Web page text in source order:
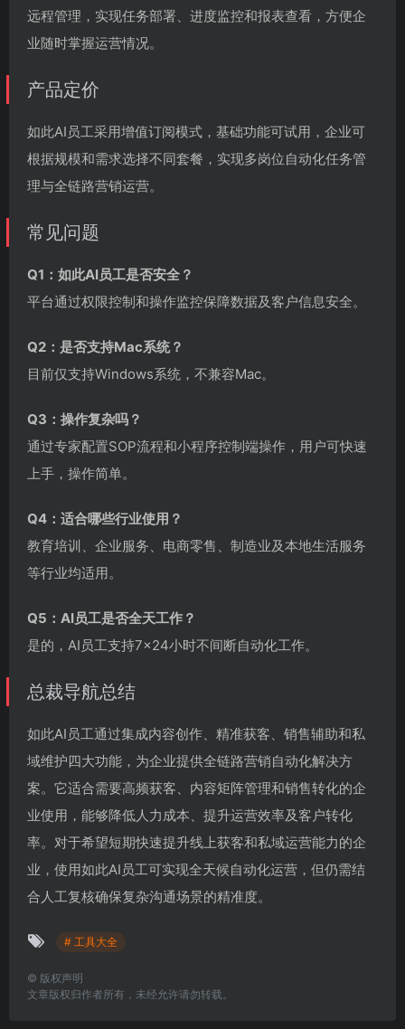
远程管理，实现任务部署、进度监控和报表查看，方便企
业随时掌握运营情况。
产品定价
如此AI员工采用增值订阅模式，基础功能可试用，企业可
根据规模和需求选择不同套餐，实现多岗位自动化任务管
理与全链路营销运营。
常见问题
Q1：如此AI员工是否安全？
平台通过权限控制和操作监控保障数据及客户信息安全。
Q2：是否支持Mac系统？
目前仅支持Windows系统，不兼容Mac。
Q3：操作复杂吗？
通过专家配置SOP流程和小程序控制端操作，用户可快速
上手，操作简单。
Q4：适合哪些行业使用？
教育培训、企业服务、电商零售、制造业及本地生活服务
等行业均适用。
Q5：AI员工是否全天工作？
是的，AI员工支持7×24小时不间断自动化工作。
总裁导航总结
如此AI员工通过集成内容创作、精准获客、销售辅助和私
域维护四大功能，为企业提供全链路营销自动化解决方
案。它适合需要高频获客、内容矩阵管理和销售转化的企
业使用，能够降低人力成本、提升运营效率及客户转化
率。对于希望短期快速提升线上获客和私域运营能力的企
业，使用如此AI员工可实现全天候自动化运营，但仍需结
合人工复核确保复杂沟通场景的精准度。
# 工具大全
© 版权声明
文章版权归作者所有，未经允许请勿转载。